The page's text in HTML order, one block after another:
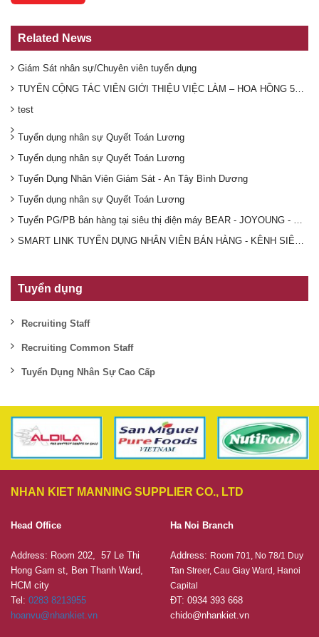
Related News
Giám Sát nhân sự/Chuyên viên tuyển dụng
TUYỂN CỘNG TÁC VIÊN GIỚI THIỆU VIỆC LÀM – HOA HỒNG
test
Tuyển dụng nhân sự Quyết Toán Lương
Tuyển dụng nhân sự Quyết Toán Lương
Tuyển Dụng Nhân Viên Giám Sát - An Tây Bình Dương
Tuyển dụng nhân sự Quyết Toán Lương
Tuyển PG/PB bán hàng tại siêu thị điện máy BEAR - JOYOUNG -
SMART LINK TUYỂN DỤNG NHÂN VIÊN BÁN HÀNG - KÊNH SIÊU
Tuyển dụng
Recruiting Staff
Recruiting Common Staff
Tuyển Dụng Nhân Sự Cao Cấp
NHAN KIET MANNING SUPPLIER CO., LTD
Head Office
Address: Room 202, 57 Le Thi
Hong Gam st, Ben Thanh Ward,
HCM city
Tel: 0283 8213955
hoanvu@nhankiet.vn
Ha Noi Branch
Address: Room 701, No 78/1 Duy
Tan Streer, Cau Giay Ward, Hanoi
Capital
ĐT: 0934 393 668
chido@nhankiet.vn